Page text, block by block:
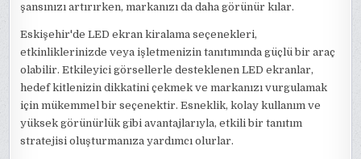
şansınızı artırırken, markanızı da daha görünür kılar.
Eskişehir'de LED ekran kiralama seçenekleri,
etkinliklerinizde veya işletmenizin tanıtımında güçlü bir araç
olabilir. Etkileyici görsellerle desteklenen LED ekranlar,
hedef kitlenizin dikkatini çekmek ve markanızı vurgulamak
için mükemmel bir seçenektir. Esneklik, kolay kullanım ve
yüksek görünürlük gibi avantajlarıyla, etkili bir tanıtım
stratejisi oluşturmanıza yardımcı olurlar.